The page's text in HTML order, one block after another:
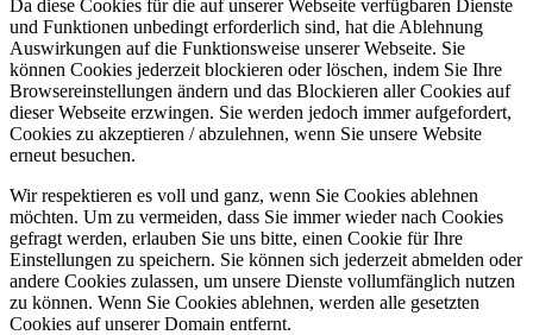
Da diese Cookies für die auf unserer Webseite verfügbaren Dienste
und Funktionen unbedingt erforderlich sind, hat die Ablehnung
Auswirkungen auf die Funktionsweise unserer Webseite. Sie
können Cookies jederzeit blockieren oder löschen, indem Sie Ihre
Browsereinstellungen ändern und das Blockieren aller Cookies auf
dieser Webseite erzwingen. Sie werden jedoch immer aufgefordert,
Cookies zu akzeptieren / abzulehnen, wenn Sie unsere Website
erneut besuchen.
Wir respektieren es voll und ganz, wenn Sie Cookies ablehnen
möchten. Um zu vermeiden, dass Sie immer wieder nach Cookies
gefragt werden, erlauben Sie uns bitte, einen Cookie für Ihre
Einstellungen zu speichern. Sie können sich jederzeit abmelden oder
andere Cookies zulassen, um unsere Dienste vollumfänglich nutzen
zu können. Wenn Sie Cookies ablehnen, werden alle gesetzten
Cookies auf unserer Domain entfernt.